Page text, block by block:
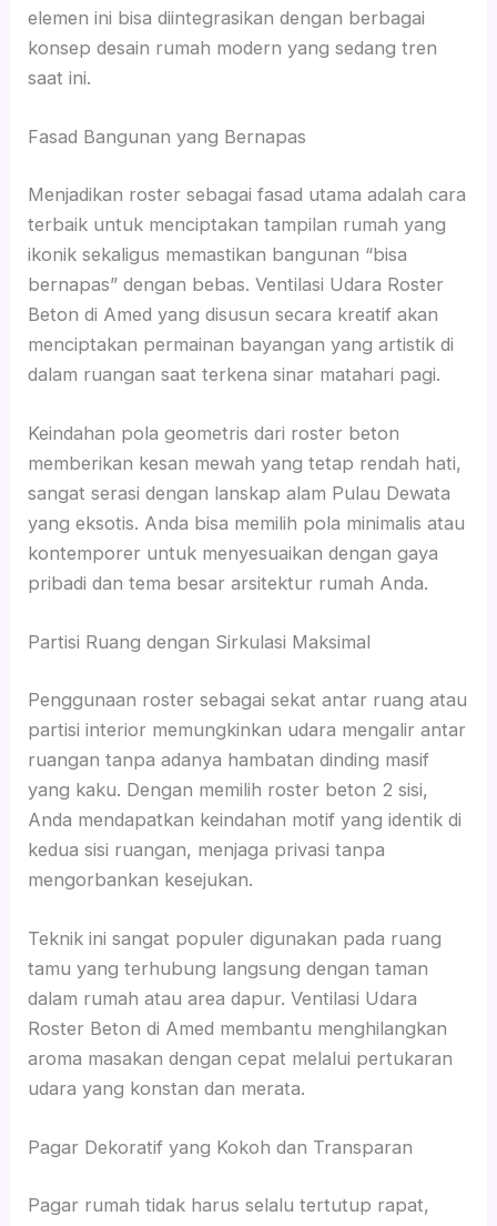
elemen ini bisa diintegrasikan dengan berbagai
konsep desain rumah modern yang sedang tren
saat ini.
Fasad Bangunan yang Bernapas
Menjadikan roster sebagai fasad utama adalah cara
terbaik untuk menciptakan tampilan rumah yang
ikonik sekaligus memastikan bangunan “bisa
bernapas” dengan bebas. Ventilasi Udara Roster
Beton di Amed yang disusun secara kreatif akan
menciptakan permainan bayangan yang artistik di
dalam ruangan saat terkena sinar matahari pagi.
Keindahan pola geometris dari roster beton
memberikan kesan mewah yang tetap rendah hati,
sangat serasi dengan lanskap alam Pulau Dewata
yang eksotis. Anda bisa memilih pola minimalis atau
kontemporer untuk menyesuaikan dengan gaya
pribadi dan tema besar arsitektur rumah Anda.
Partisi Ruang dengan Sirkulasi Maksimal
Penggunaan roster sebagai sekat antar ruang atau
partisi interior memungkinkan udara mengalir antar
ruangan tanpa adanya hambatan dinding masif
yang kaku. Dengan memilih roster beton 2 sisi,
Anda mendapatkan keindahan motif yang identik di
kedua sisi ruangan, menjaga privasi tanpa
mengorbankan kesejukan.
Teknik ini sangat populer digunakan pada ruang
tamu yang terhubung langsung dengan taman
dalam rumah atau area dapur. Ventilasi Udara
Roster Beton di Amed membantu menghilangkan
aroma masakan dengan cepat melalui pertukaran
udara yang konstan dan merata.
Pagar Dekoratif yang Kokoh dan Transparan
Pagar rumah tidak harus selalu tertutup rapat,